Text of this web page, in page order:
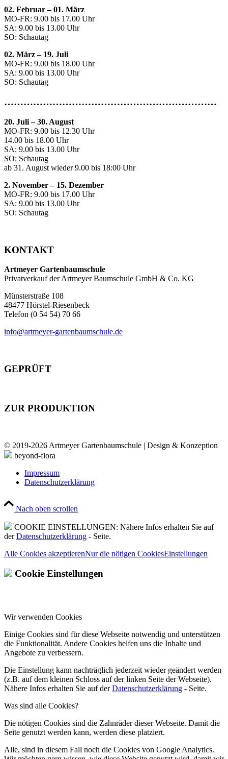
02. Februar – 01. März
MO-FR: 9.00 bis 17.00 Uhr
SA: 9.00 bis 13.00 Uhr
SO: Schautag
02. März – 19. Juli
MO-FR: 9.00 bis 18.00 Uhr
SA: 9.00 bis 13.00 Uhr
SO: Schautag
…………………………………………………………
20. Juli–30. August
MO-FR: 9.00 bis 12.30 Uhr
14.00 bis 18.00 Uhr
SA: 9.00 bis 13.00 Uhr
SO: Schautag
ab 31. August wieder 9.00 bis 18:00 Uhr
2. November – 15. Dezember
MO-FR: 9.00 bis 17.00 Uhr
SA: 9.00 bis 13.00 Uhr
SO: Schautag
KONTAKT
Artmeyer Gartenbaumschule
Privatverkauf der Artmeyer Baumschule GmbH & Co. KG
Münsterstraße 108
48477 Hörstel-Riesenbeck
Telefon (0 54 54) 70 66
info@artmeyer-gartenbaumschule.de
GEPRÜFT
ZUR PRODUKTION
© 2019-2026 Artmeyer Gartenbaumschule | Design & Konzeption
beyond-flora
Impressum
Datenschutzerklärung
Nach oben scrollen
COOKIE EINSTELLUNGEN: Nähere Infos erhalten Sie auf
derDatenschutzerklärung - Seite.
Alle Cookies akzeptierenNur die nötigen CookiesEinstellungen
Cookie Einstellungen
Wir verwenden Cookies
Einige Cookies sind für diese Webseite notwendig und unterstützen
die Funktionalität. Andere Cookies helfen uns die Inhalte und
Angebote zu verbessern.
Die Einstellung kann nachträglich jederzeit wieder geändert werden
(z.B. auf dem kleinen Schloss auf der linken Seite der Webseite).
Nähere Infos erhalten Sie auf derDatenschutzerklärung - Seite.
Was sind alle Cookies?
Die nötigen Cookies sind die Zahnräder dieser Webseite. Damit die
Seite genutzt werden kann, werden diese platziert.
Alle, sind in diesem Fall noch die Cookies von Google Analytics.